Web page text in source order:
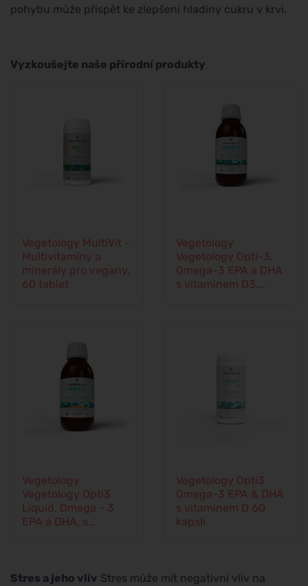
pohybu může přispět ke zlepšení hladiny cukru v krvi.
Vyzkoušejte naše přírodní produkty
Vegetology MultiVit -
Multivitamíny a
minerály pro vegany,
60 tablet
Vegetology
Vegetology Opti-3,
Omega-3 EPA a DHA
s vitaminem D3,
Vegetology
Vegetology Opti3
Liquid. Omega - 3
EPA a DHA, s
Vegetology Opti3
Omega-3 EPA & DHA
s vitaminem D 60
kapslí
Stres a jeho vliv Stres může mít negativní vliv na